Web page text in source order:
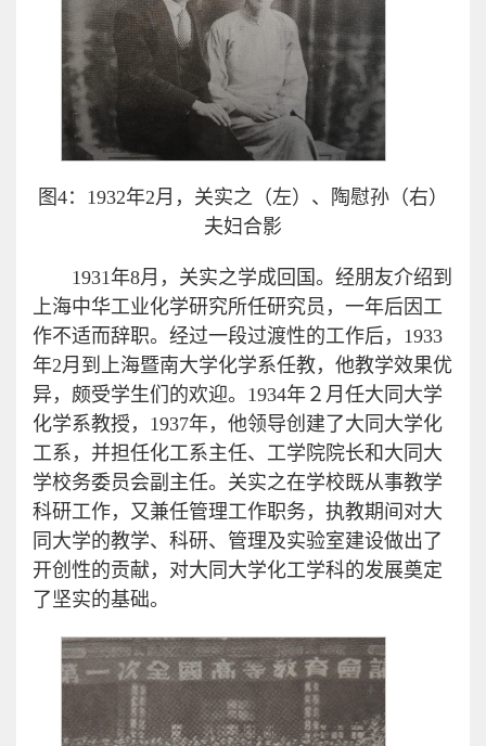
图4：1932年2月，关实之（左）、陶慰孙（右）
夫妇合影
1931年8月，关实之学成回国。经朋友介绍到
上海中华工业化学研究所任研究员，一年后因工
作不适而辞职。经过一段过渡性的工作后，1933
年2月到上海暨南大学化学系任教，他教学效果优
异，颇受学生们的欢迎。1934年２月任大同大学
化学系教授，1937年，他领导创建了大同大学化
工系，并担任化工系主任、工学院院长和大同大
学校务委员会副主任。关实之在学校既从事教学
科研工作，又兼任管理工作职务，执教期间对大
同大学的教学、科研、管理及实验室建设做出了
开创性的贡献，对大同大学化工学科的发展奠定
了坚实的基础。